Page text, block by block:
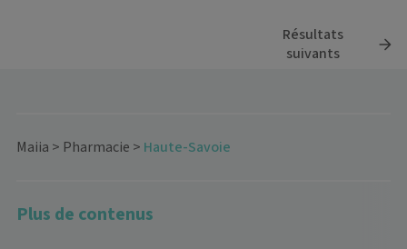
Résultats
suivants
Maiia > Pharmacie > Haute-Savoie
Plus de contenus